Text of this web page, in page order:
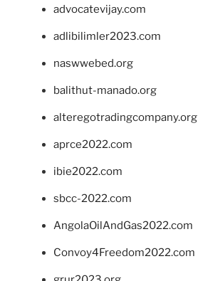
advocatevijay.com
adlibilimler2023.com
naswwebed.org
balithut-manado.org
alteregotradingcompany.org
aprce2022.com
ibie2022.com
sbcc-2022.com
AngolaOilAndGas2022.com
Convoy4Freedom2022.com